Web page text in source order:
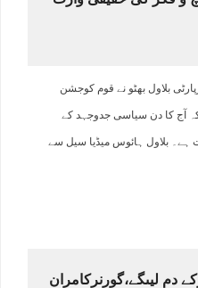
بلاول بھٹو نے قوم کوجشن
کہ آج کا دن سیاسی جدوجہد کے
ہے۔ بلاول ہائوس میڈیا سیل سے
دم لیںگے،گورنرکامران